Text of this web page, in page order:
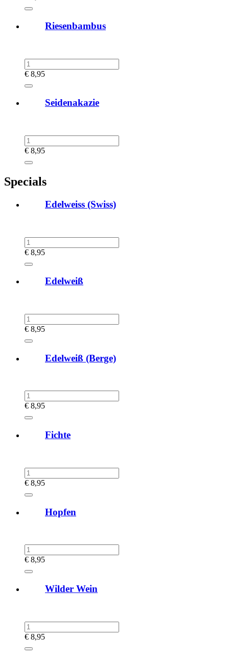
Riesenbambus
€ 8,95
Seidenakazie
€ 8,95
Specials
Edelweiss (Swiss)
€ 8,95
Edelweiß
€ 8,95
Edelweiß (Berge)
€ 8,95
Fichte
€ 8,95
Hopfen
€ 8,95
Wilder Wein
€ 8,95